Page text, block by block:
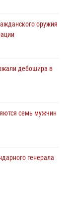
оружия
дебошира в
семь мужчин
генерала